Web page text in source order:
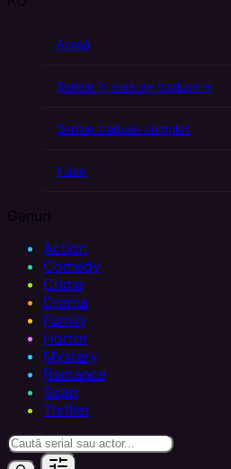
Acasă
Seriale în curs de traducere
Seriale traduse complet
Filme
Genuri
Action
Comedy
Crime
Drama
Family
Horror
Mystery
Romance
Soap
Thriller